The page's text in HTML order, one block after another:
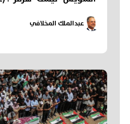
عبدالملك المخلافي